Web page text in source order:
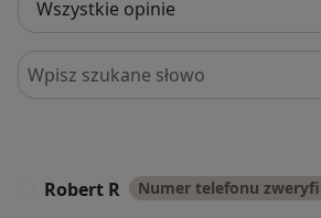
Szukaj w opiniach
Robert R Numer telefonu